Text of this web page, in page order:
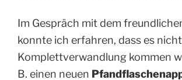
Im Gespräch mit dem
konnte ich erfahren, dass es
Komplettverwandlung kommen
B. einen neuen